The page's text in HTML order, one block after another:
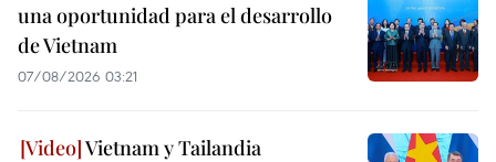
una oportunidad para el desarrollo
de Vietnam
07/08/2026 03:21
Vietnam y Tailandia